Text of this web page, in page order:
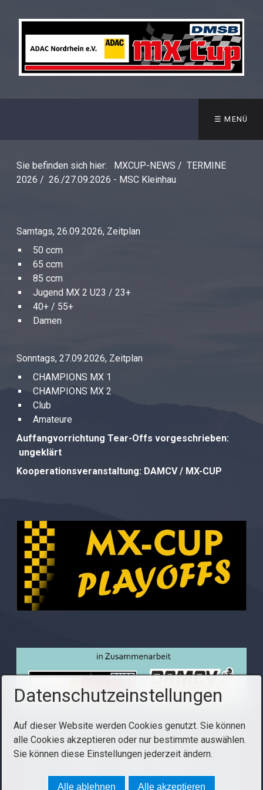
☰ MENÜ
Sie befinden sich hier: MXCUP-NEWS / TERMINE
2026 / 26./27.09.2026 - MSC Kleinhau
Samtags, 26.09.2026, Zeitplan
50 ccm
65 ccm
85 ccm
Jugend MX 2 U23 / 23+
40+ / 55+
Damen
Sonntags, 27.09.2026, Zeitplan
CHAMPIONS MX 1
CHAMPIONS MX 2
Club
Amateure
Auffangvorrichtung Tear-Offs vorgeschrieben:
ungeklärt
Kooperationsveranstaltung: DAMCV / MX-CUP
Startseite Kontakt Impressum
© 2014 ADAC NORDRHEIN MX-CUP
Datenschutzeinstellungen
Auf dieser Website werden Cookies genutzt. Sie können
alle Cookies akzeptieren oder nur bestimmte auswählen.
Sie können diese Einstellungen jederzeit ändern.
Alle ablehnen Alle akzeptieren